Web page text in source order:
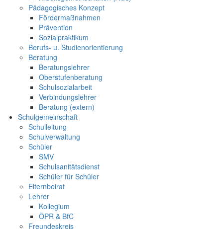
Pädagogisches Konzept
Fördermaßnahmen
Prävention
Sozialpraktikum
Berufs- u. Studienorientierung
Beratung
Beratungslehrer
Oberstufenberatung
Schulsozialarbeit
Verbindungslehrer
Beratung (extern)
Schulgemeinschaft
Schulleitung
Schulverwaltung
Schüler
SMV
Schulsanitätsdienst
Schüler für Schüler
Elternbeirat
Lehrer
Kollegium
ÖPR & BfC
Freundeskreis